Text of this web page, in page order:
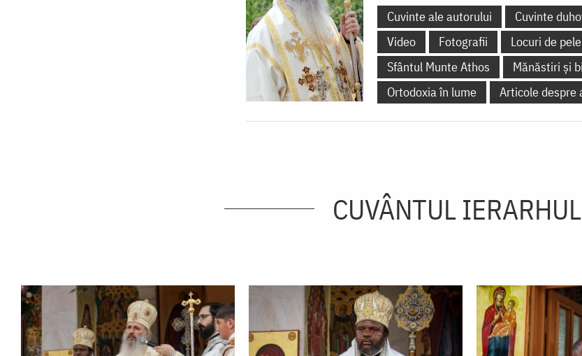
Cuvinte ale autorului Cuvinte
Video
Fotografii
Locuri de
Sfântul Munte Athos
Mănăstiri și
Ortodoxia în lume
Articole despre
CUVÂNTUL